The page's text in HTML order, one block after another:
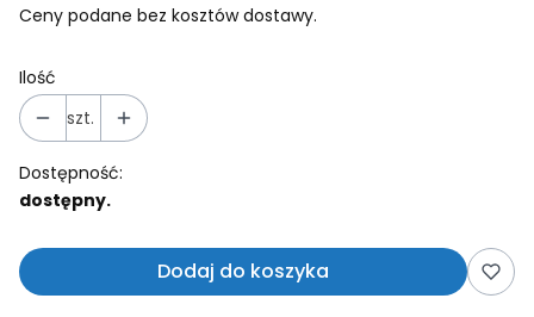
Ceny podane bez kosztów dostawy.
Ilość
szt.
Dostępność:
dostępny.
Dodaj do koszyka